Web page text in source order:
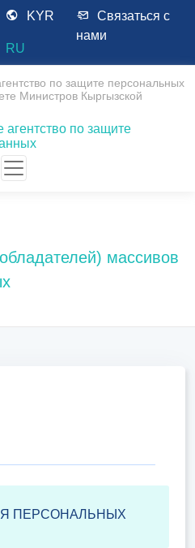
KYR
RU
Связаться с
нами
по защите персональных
Министров Кыргызской
агентство по защите
массивов
ПЕРСОНАЛЬНЫХ